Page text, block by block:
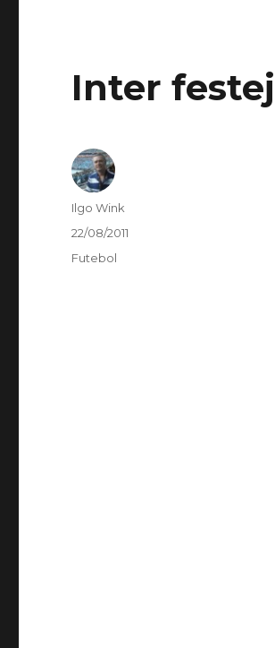
Inter
Autor
Ilgo Wink
Publicado
22/08/2011
Categorias
Futebol